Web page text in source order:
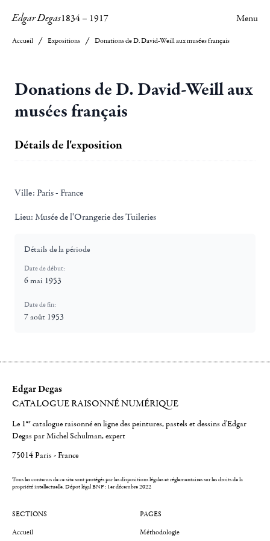
Edgar Degas1834– 1917 Menu
Accueil Expositions Donations de D. David-Weill aux musées français
Donations de D. David-Weill aux
musées français
Détails de l'exposition
Ville: Paris - France
Lieu: Musée de l'Orangerie des Tuileries
Détails de la période
Date de début:
6 mai 1953
Date de fin:
7 août 1953
Edgar Degas
CATALOGUE RAISONNÉ NUMÉRIQUE
Le 1er catalogue raisonné en ligne des peintures, pastels et dessins d'Edgar
Degas par Michel Schulman, expert
75014 Paris - France
Tous les contenus de ce site sont protégés par les dispositions légales et réglementaires sur les droits de la
propriété intellectuelle.Dépot légal BNF : 1er décembre 2022
SECTIONS
Accueil
PAGES
Méthodologie